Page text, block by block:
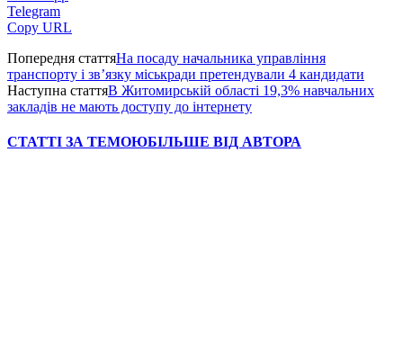
Telegram
Copy URL
Попередня статтяНа посаду начальника управління
транспорту і зв’язку міськради претендували 4 кандидати
Наступна статтяВ Житомирській області 19,3% навчальних
закладів не мають доступу до інтернету
СТАТТІ ЗА ТЕМОЮБІЛЬШЕ ВІД АВТОРА